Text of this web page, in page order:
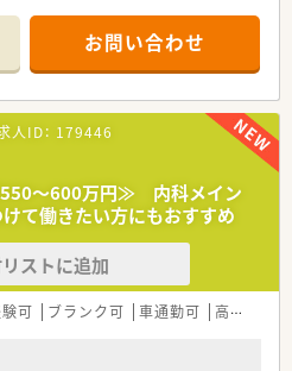
完備しているため、小さなお子様がい
仕事と子育てを両立できる職場環境
心身ともにリフレッシュすることが可
＊
いて】
利便性の高い場所に位置しており、
の処方箋をメインに応需していま
枚から40枚程度と落ち着いており、一
丁寧に向き合える環境が整っていま
ムを完備しており、高カロリー輸液や
高度な地域医療に貢献している薬局で
について】
く活躍してくださる正社員を募集し
お問い合わせ
人ID： 179446
550～600万円≫ 内科メイン
て働きたい方にもおすすめ
ストに追加
可 ブランク可 車通勤可 高給与(600万円以上)